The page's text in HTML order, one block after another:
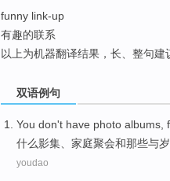
funny link-up
有趣的联系
以上为机器翻译结果，长、整句建
双语例句
You don't have photo albums,
什么影集
家庭聚会和那些与
youdao